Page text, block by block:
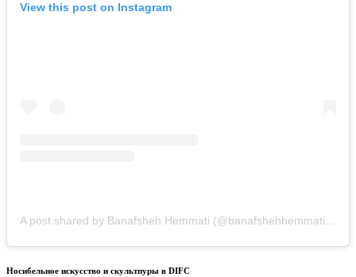
View this post on Instagram
Носибельное искусство и скультпуры в DIFC